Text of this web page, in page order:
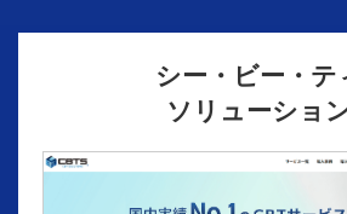
シー・ビー・テ
ソリューショ